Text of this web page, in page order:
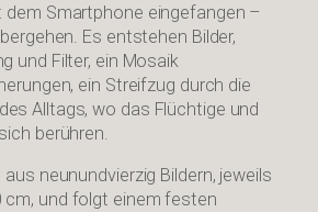
dem Smartphone eingefangen –
Es entstehen Bilder,
und Filter, ein Mosaik
ein Streifzug durch die
Alltags, wo das Flüchtige und
berühren.
neunundvierzig Bildern, jeweils
cm, und folgt einem festen